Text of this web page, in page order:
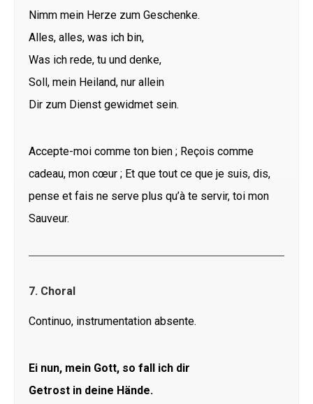
Nimm mein Herze zum Geschenke.
Alles, alles, was ich bin,
Was ich rede, tu und denke,
Soll, mein Heiland, nur allein
Dir zum Dienst gewidmet sein.
Accepte-moi comme ton bien ; Reçois comme
cadeau, mon cœur ; Et que tout ce que je suis, dis,
pense et fais ne serve plus qu’à te servir, toi mon
Sauveur.
7. Choral
Continuo, instrumentation absente.
Ei nun, mein Gott, so fall ich dir
Getrost in deine Hände.